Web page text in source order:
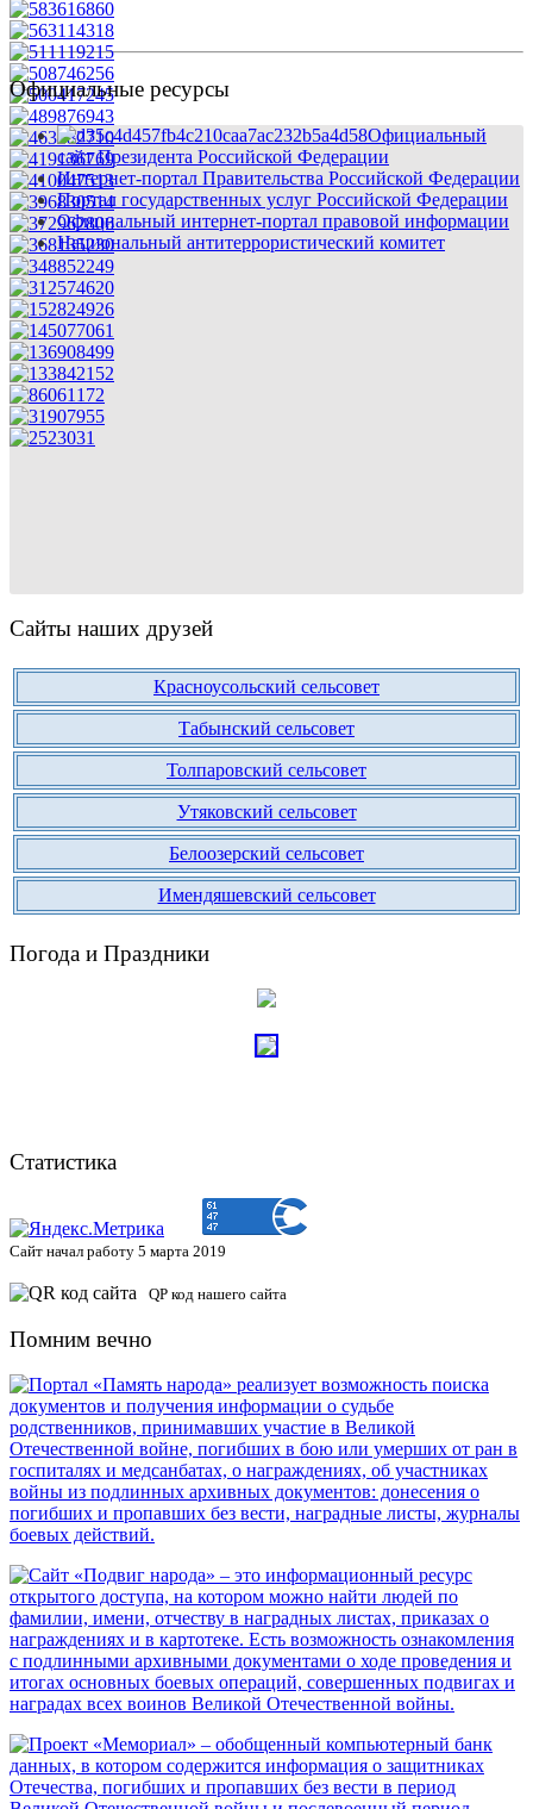
Официальные ресурсы
Официальный
сайт Президента Российской Федерации
Интернет-портал Правительства Российской Федерации
Портал государственных услуг Российской Федерации
Официальный интернет-портал правовой информации
Национальный антитеррористический комитет
Сайты наших друзей
Красноусольский сельсовет
Табынский сельсовет
Толпаровский сельсовет
Утяковский сельсовет
Белоозерский сельсовет
Имендяшевский сельсовет
Погода и Праздники
Статистика
Сайт начал работу 5 марта 2019
QP код нашего сайта
Помним вечно